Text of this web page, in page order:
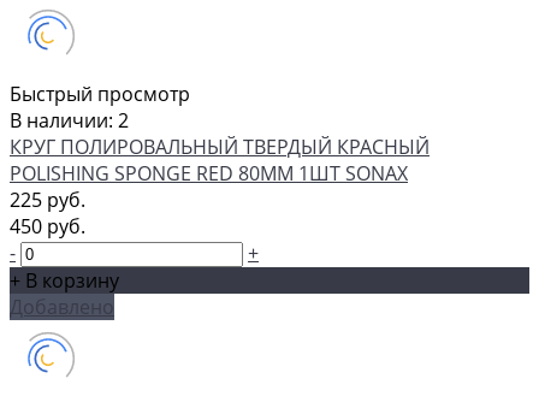
Быстрый просмотр
В наличии: 2
КРУГ ПОЛИРОВАЛЬНЫЙ ТВЕРДЫЙ КРАСНЫЙ
POLISHING SPONGE RED 80ММ 1ШТ SONAX
225 руб.
450 руб.
-
+
+ В корзину
Добавлено